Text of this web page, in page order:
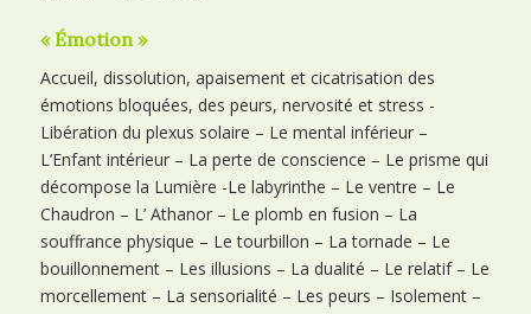
« Émotion »
Accueil, dissolution, apaisement et cicatrisation des
émotions bloquées, des peurs, nervosité et stress -
Libération du plexus solaire – Le mental inférieur –
L’Enfant intérieur – La perte de conscience – Le prisme qui
décompose la Lumière -Le labyrinthe – Le ventre – Le
Chaudron – L’ Athanor – Le plomb en fusion – La
souffrance physique – Le tourbillon – La tornade – Le
bouillonnement – Les illusions – La dualité – Le relatif – Le
morcellement – La sensorialité – Les peurs – Isolement –